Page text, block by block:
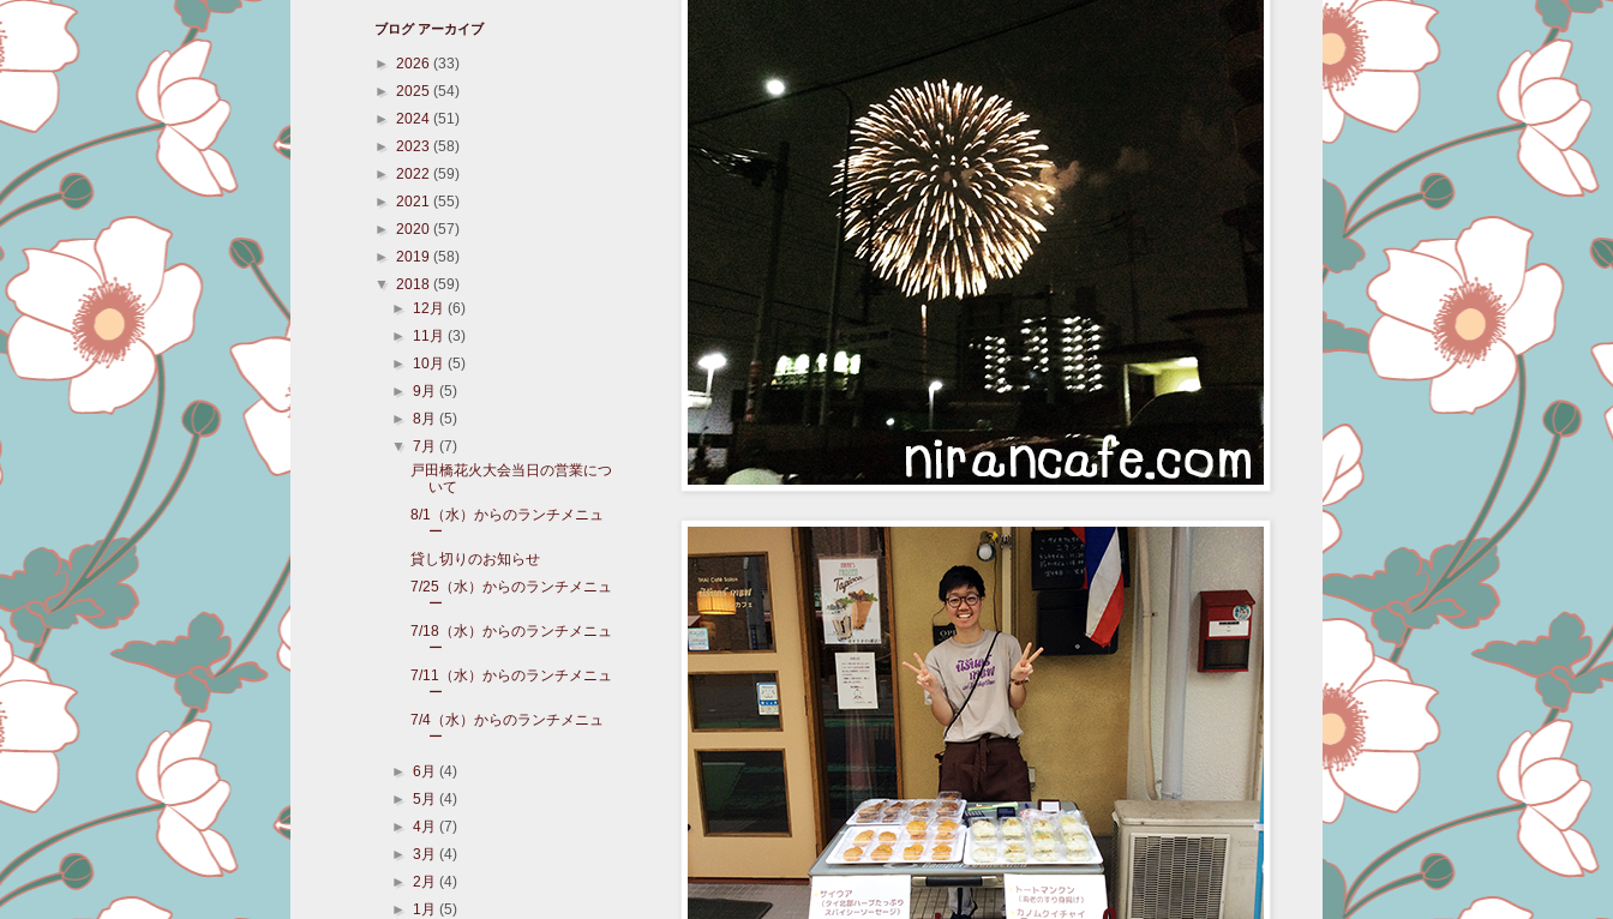
ブログ アーカイブ
► 2026 (33)
► 2025 (54)
► 2024 (51)
► 2023 (58)
► 2022 (59)
► 2021 (55)
► 2020 (57)
► 2019 (58)
▼ 2018 (59)
► 12月(6)
► 11月(3)
► 10月(5)
►9月(5)
►8月(5)
▼7月(7)
戸田橋花火大会当日の営業につ
いて
8/1（水）からのランチメニュ
ー
貸し切りのお知らせ
7/25（水）からのランチメニュ
ー
7/18（水）からのランチメニュ
ー
7/11（水）からのランチメニュ
ー
7/4（水）からのランチメニュ
ー
►6月(4)
►5月(4)
►4月(7)
►3月(4)
►2月(4)
► 1月(5)